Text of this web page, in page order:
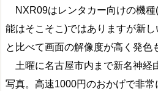
NXR09はレンタカー向けの機種
能はそこそこ)ではありますが新
と比べて画面の解像度が高く発色
土曜に名古屋市内まで新名神経
写真。高速1000円のおかげで非常